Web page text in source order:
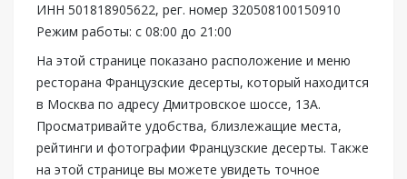
ИНН 501818905622, рег. номер 320508100150910
Режим работы: с 08:00 до 21:00
На этой странице показано расположение и меню
ресторана Французские десерты, который находится
в Москва по адресу Дмитровское шоссе, 13А.
Просматривайте удобства, близлежащие места,
рейтинги и фотографии Французские десерты. Также
на этой странице вы можете увидеть точное